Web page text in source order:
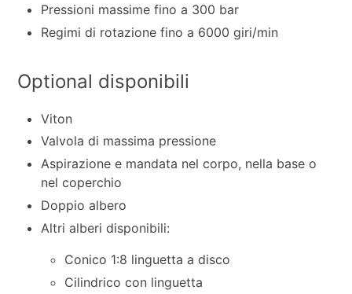
Pressioni massime fino a 300 bar
Regimi di rotazione fino a 6000 giri/min
Optional disponibili
Viton
Valvola di massima pressione
Aspirazione e mandata nel corpo, nella base o
nel coperchio
Doppio albero
Altri alberi disponibili:
Conico 1:8 linguetta a disco
Cilindrico con linguetta